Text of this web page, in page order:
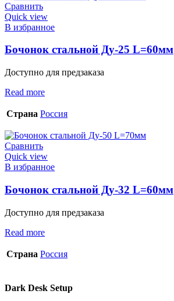
Сравнить
Quick view
В избранное
Бочонок стальной Ду-25 L=60мм
Доступно для предзаказа
Read more
Страна Россия
Сравнить
Quick view
В избранное
Бочонок стальной Ду-32 L=60мм
Доступно для предзаказа
Read more
Страна Россия
Dark Desk Setup